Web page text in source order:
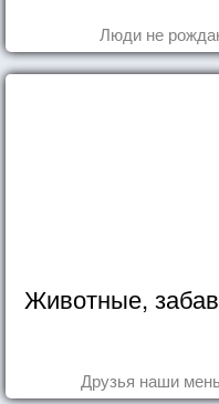
Люди не
Животные,
Друзья наши